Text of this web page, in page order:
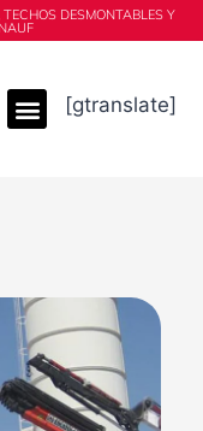
DESMONTABLES Y
[gtranslate]